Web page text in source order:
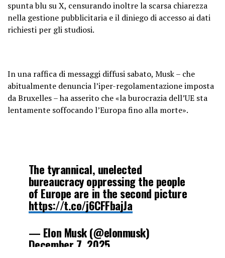
spunta blu su X, censurando inoltre la scarsa chiarezza
nella gestione pubblicitaria e il diniego di accesso ai dati
richiesti per gli studiosi.
In una raffica di messaggi diffusi sabato, Musk – che
abitualmente denuncia l’iper-regolamentazione imposta
da Bruxelles – ha asserito che «la burocrazia dell’UE sta
lentamente soffocando l’Europa fino alla morte».
The tyrannical, unelected
bureaucracy oppressing the people
of Europe are in the second picture
https://t.co/j6CFFbajJa
— Elon Musk (@elonmusk)
December 7, 2025